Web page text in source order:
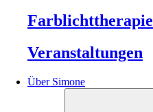
Farblichttherapie
Veranstaltungen
Über Simone